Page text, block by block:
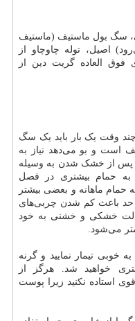
سگ بول ماستیف (ماستیف
اصیل، توله چاوچاو از
فوق العاده گریت دین از
وقت یک بار باید یک سگ
است و بو می‌دهد نیاز به
پس از خشک شدن به وسیله
حمام بیشتری در فصل
حمام ماهانه و بعضی بیشتر
حد باعث کم شدن چربی‌های
خشکی و خشنی به خود
می‌شود.
تیمار نمایید و گرنه
خواهید شد. هرگز از
استاده نکنید زیرا پوست